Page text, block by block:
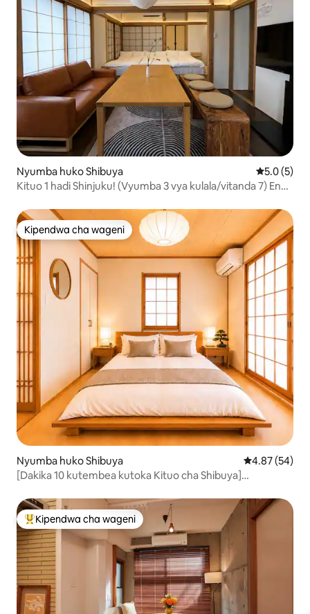
Nyumba huko Shibuya Ukadiriaji
5.0 (5)
Kituo 1 hadi Shinjuku! (Vyumba 3 vya kulala/vitanda 7) Eneo
Kipendwa cha wageni
Kipendwa cha wageni
Nyumba huko Shibuya Ukadiriaji wa
4.87 (54)
[Dakika 10 kutembea kutoka Kituo cha Shibuya]
bafu 2/ maegesho ya gari bila malipo
Kipendwa maarufu cha wageni
Kipendwa cha wageni